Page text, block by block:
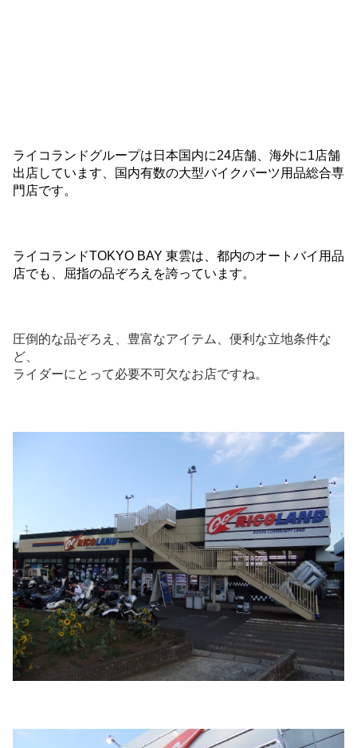
ライコランドグループは日本国内に24店舗、海外に1店舗
出店しています、国内有数の大型バイクパーツ用品総合専
門店です。
ライコランドTOKYO BAY 東雲は、都内のオートバイ用品
店でも、屈指の品ぞろえを誇っています。
圧倒的な品ぞろえ、豊富なアイテム、便利な立地条件な
ど、
ライダーにとって必要不可欠なお店ですね。